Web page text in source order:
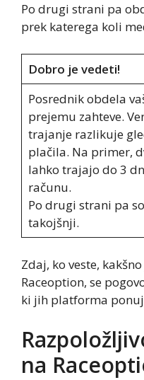
Po drugi strani pa
prek katerega koli
Dobro je vedeti!
Posrednik obdela
prejemu zahteve.
trajanje razlikuje
plačila. Na primer,
lahko trajajo do 3
računu.
Po drugi strani pa
takojšnji.
Zdaj, ko veste,
Raceoption, se
ki jih platforma
na